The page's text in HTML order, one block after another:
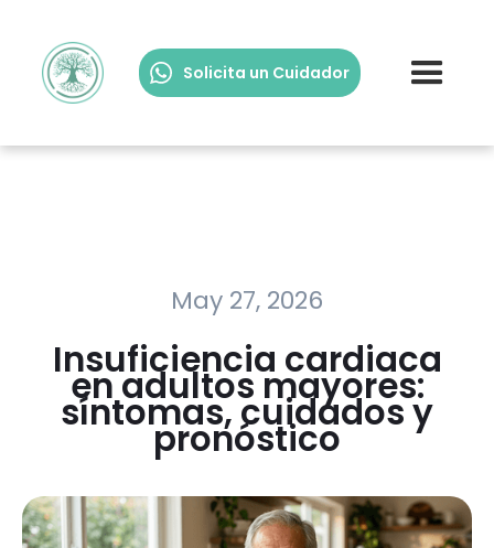
Solicita un Cuidador
May 27, 2026
Insuficiencia cardiaca
en adultos mayores:
síntomas, cuidados y
pronóstico